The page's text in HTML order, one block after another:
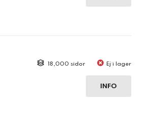
18,000 sidor Ej i lager
INFO